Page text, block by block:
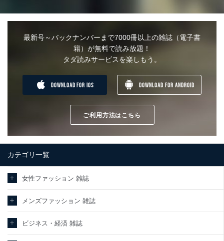
最新号～バックナンバーまで7000冊以上の雑誌（電子書
籍）が無料で読み放題！
タダ読みサービスを楽しもう。
DOWNLOAD FOR IOS DOWNLOAD FOR ANDROID
ご利用方法はこちら
カテゴリ一覧
女性ファッション 雑誌
メンズファッション 雑誌
ビジネス・経済 雑誌